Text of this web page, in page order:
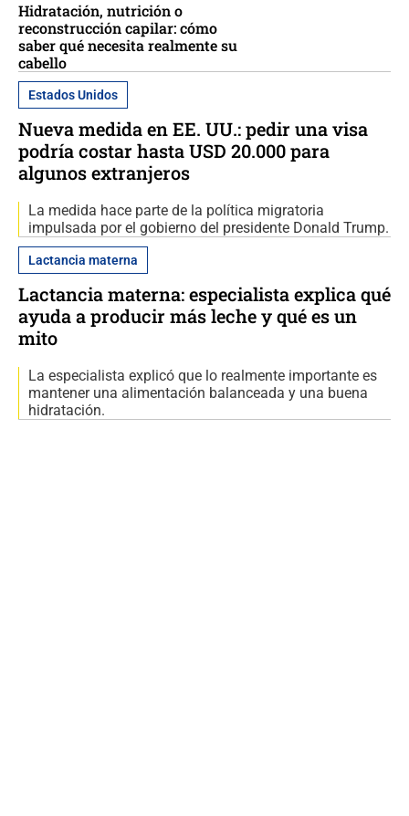
Hidratación, nutrición o
reconstrucción capilar: cómo
saber qué necesita realmente su
cabello
Estados Unidos
Nueva medida en EE. UU.: pedir una visa
podría costar hasta USD 20.000 para
algunos extranjeros
La medida hace parte de la política migratoria
impulsada por el gobierno del presidente Donald Trump.
Lactancia materna
Lactancia materna: especialista explica qué
ayuda a producir más leche y qué es un
mito
La especialista explicó que lo realmente importante es
mantener una alimentación balanceada y una buena
hidratación.